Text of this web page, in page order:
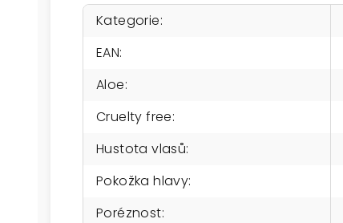
Kategorie:
EAN:
Aloe:
Cruelty free:
Hustota vlasů:
Pokožka hlavy:
Poréznost: